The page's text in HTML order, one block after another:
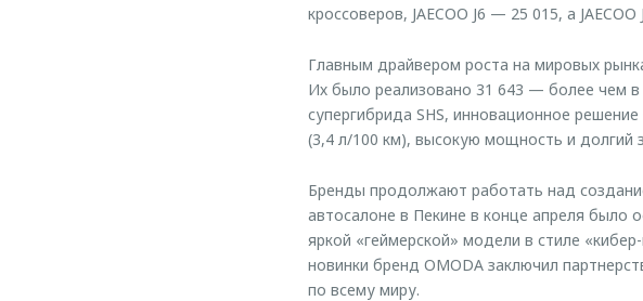
кроссоверов, JAECOO J6 — 25 015, а
Главным драйвером роста на мировых
Их было реализовано 31 643 — более чем
супергибрида SHS, инновационное
(3,4 л/100 км), высокую мощность и долгий
Бренды продолжают работать над
автосалоне в Пекине в конце апреля было
яркой «геймерской» модели в стиле
новинки бренд OMODA заключил
по всему миру.